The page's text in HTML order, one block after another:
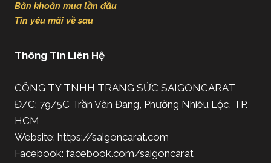
Băn khoăn mua lần đầu
Tin yêu mãi về sau
Thông Tin Liên Hệ
CÔNG TY TNHH TRANG SỨC SAIGONCARAT
Đ/C: 79/5C Trần Văn Đang, Phường Nhiêu Lộc, TP.
HCM
Website: https://saigoncarat.com
Facebook: facebook.com/saigoncarat